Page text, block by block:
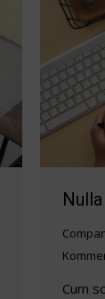
Cum